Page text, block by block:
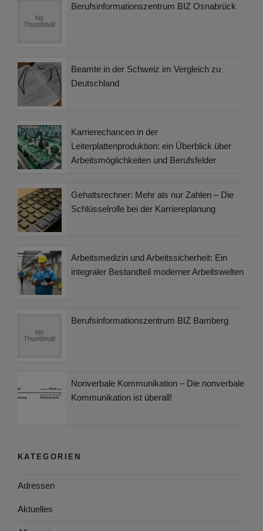
Berufsinformationszentrum BIZ Osnabrück
Beamte in der Schweiz im Vergleich zu
Deutschland
Karrierechancen in der
Leiterplattenproduktion: ein Überblick über
Arbeitsmöglichkeiten und Berufsfelder
Gehaltsrechner: Mehr als nur Zahlen – Die
Schlüsselrolle bei der Karriereplanung
Arbeitsmedizin und Arbeitssicherheit: Ein
integraler Bestandteil moderner Arbeitswelten
Berufsinformationszentrum BIZ Bamberg
Nonverbale Kommunikation – Die nonverbale
Kommunikation ist überall!
KATEGORIEN
Adressen
Aktuelles